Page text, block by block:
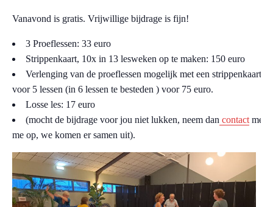
Vanavond is gratis. Vrijwillige bijdrage is fijn!
3 Proeflessen: 33 euro
Strippenkaart, 10x in 13 lesweken op te maken: 150 euro
Verlenging van de proeflessen mogelijk met een strippenkaart
voor 5 lessen (in 6 lessen te besteden ) voor 75 euro.
Losse les: 17 euro
(mocht de bijdrage voor jou niet lukken, neem dan contact met
me op, we komen er samen uit).